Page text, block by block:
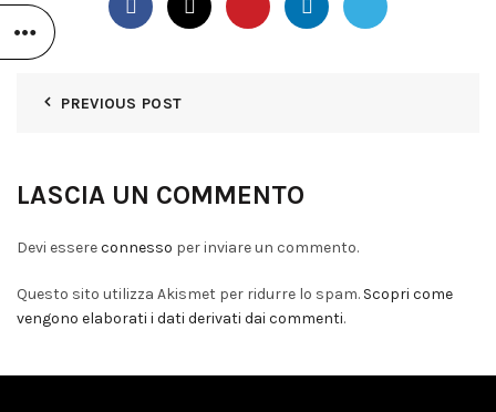
PREVIOUS POST
LASCIA UN COMMENTO
Devi essereconnesso per inviare un commento.
Questo sito utilizza Akismet per ridurre lo spam. Scopri come
vengono elaborati i dati derivati dai commenti.